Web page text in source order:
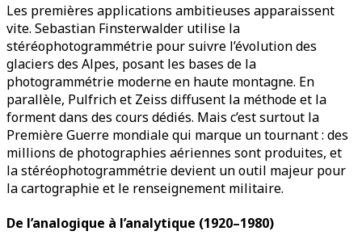
Les premières applications ambitieuses apparaissent
vite. Sebastian Finsterwalder utilise la
stéréophotogrammétrie pour suivre l’évolution des
glaciers des Alpes, posant les bases de la
photogrammétrie moderne en haute montagne. En
parallèle, Pulfrich et Zeiss diffusent la méthode et la
forment dans des cours dédiés. Mais c’est surtout la
Première Guerre mondiale qui marque un tournant : des
millions de photographies aériennes sont produites, et
la stéréophotogrammétrie devient un outil majeur pour
la cartographie et le renseignement militaire.
De l’analogique à l’analytique (1920–1980)